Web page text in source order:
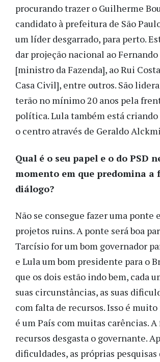
procurando trazer o Guilherme
candidato à prefeitura de São
um líder desgarrado, para perto.
dar projeção nacional ao Fernando
[ministro da Fazenda], ao Rui
Casa Civil], entre outros. São
terão no mínimo 20 anos pela
política. Lula também está
o centro através de Geraldo
Qual é o seu papel e o do PSD
momento em que predomina a
diálogo?
Não se consegue fazer uma ponte
projetos ruins. A ponte será boa
Tarcísio for um bom governador
e Lula um bom presidente para o
que os dois estão indo bem, cada
suas circunstâncias, as suas
com falta de recursos. Isso é
é um País com muitas carências.
recursos desgasta o governante.
dificuldades, as próprias